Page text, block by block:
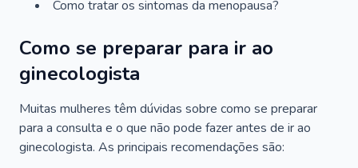
Como tratar os sintomas da menopausa?
Como se preparar para ir ao
ginecologista
Muitas mulheres têm dúvidas sobre como se preparar
para a consulta e o que não pode fazer antes de ir ao
ginecologista. As principais recomendações são: